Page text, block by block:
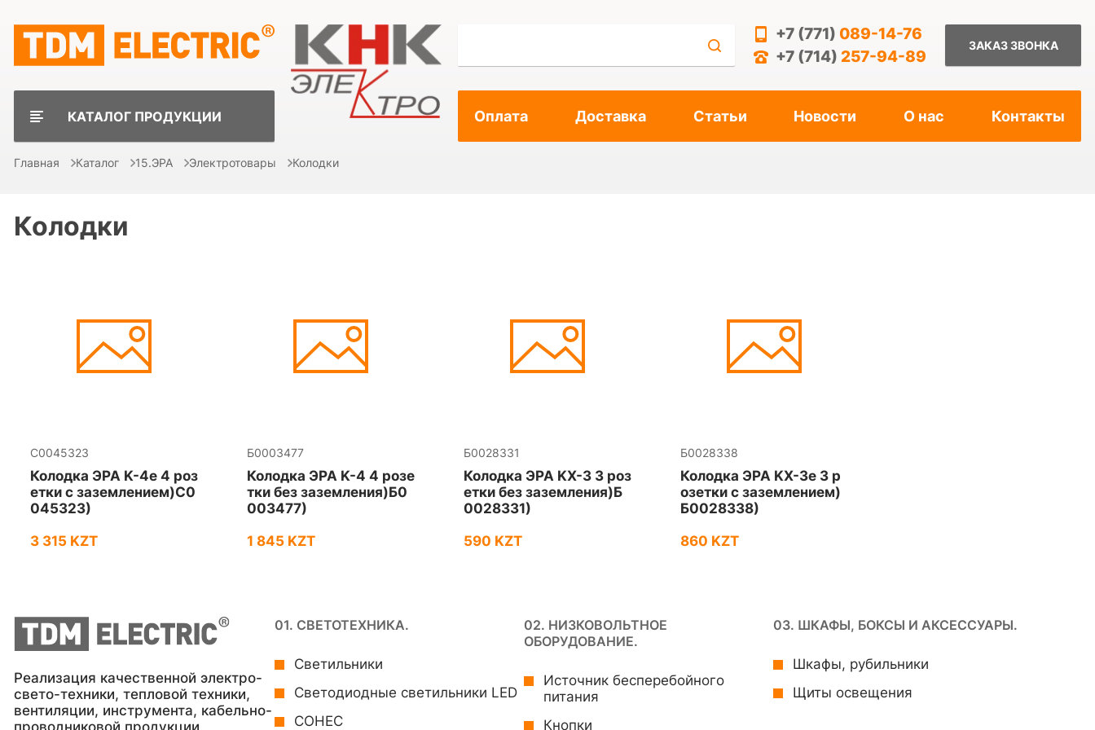
+7 (771) 089-14-76
+7 (714) 257-94-89
ЗАКАЗ ЗВОНКА
КАТАЛОГ ПРОДУКЦИИ Оплата Доставка Статьи Новости О нас Контакты
Главная Каталог 15.ЭРА Электротовары Колодки
Колодки
C0045323
Колодка ЭРА K-4e 4 роз
етки с зазeмлением)C0
045323)
3 315 KZT
Б0003477
Колодка ЭРА K-4 4 розе
тки без зазeмления)Б0
003477)
1 845 KZT
Б0028331
Колодка ЭРА KX-3 3 роз
етки без зазeмления)Б
0028331)
590 KZT
Б0028338
Колодка ЭРА KX-3e 3 р
озетки с зазeмлением)
Б0028338)
860 KZT
Реализация качественной электро-
свето-техники, тепловой техники,
вентиляции, инструмента, кабельно-
проводниковой продукции
01. СВЕТОТЕХНИКА.
Светильники
Светодиодные светильники LED
СОНЕС
02. НИЗКОВОЛЬТНОЕ
ОБОРУДОВАНИЕ.
Источник бесперебойного
питания
Кнопки
03. ШКАФЫ, БОКСЫ И АКСЕССУАРЫ.
Шкафы, рубильники
Щиты освещения